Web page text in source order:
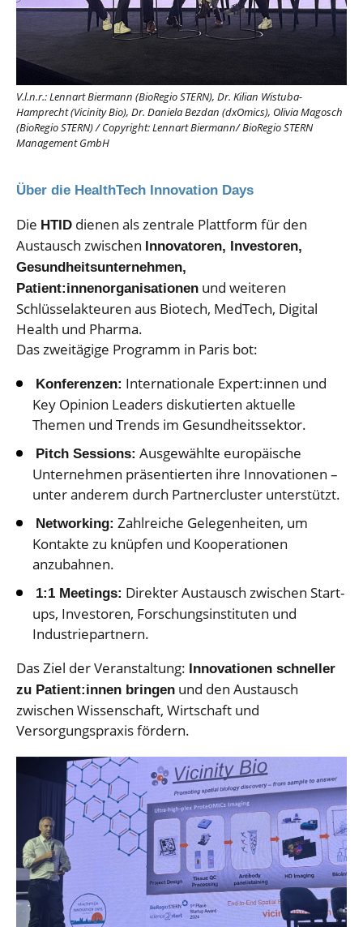
V.l.n.r.: Lennart Biermann (BioRegio STERN), Dr. Kilian Wistuba-
Hamprecht (Vicinity Bio), Dr. Daniela Bezdan (dxOmics), Olivia Magosch
(BioRegio STERN)/Copyright: Lennart Biermann/ BioRegio STERN
Management GmbH
Über die HealthTech Innovation Days
Die HTID dienen als zentrale Plattform für den
Austausch zwischen Innovatoren, Investoren,
Gesundheitsunternehmen,
Patient:innenorganisationen und weiteren
Schlüsselakteuren aus Biotech, MedTech, Digital
Health und Pharma.
Das zweitägige Programm in Paris bot:
Konferenzen: Internationale Expert:innen und
Key Opinion Leaders diskutierten aktuelle
Themen und Trends im Gesundheitssektor.
Pitch Sessions: Ausgewählte europäische
Unternehmen präsentierten ihre Innovationen –
unter anderem durch Partnercluster unterstützt.
Networking: Zahlreiche Gelegenheiten, um
Kontakte zu knüpfen und Kooperationen
anzubahnen.
1:1 Meetings: Direkter Austausch zwischen Start-
ups, Investoren, Forschungsinstituten und
Industriepartnern.
Das Ziel der Veranstaltung: Innovationen schneller
zu Patient:innen bringen und den Austausch
zwischen Wissenschaft, Wirtschaft und
Versorgungspraxis fördern.